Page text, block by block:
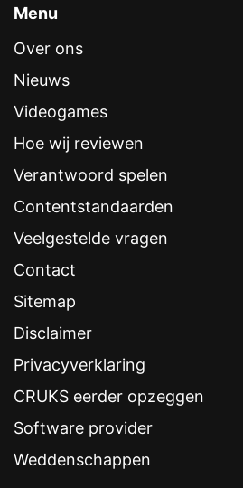
Menu
Over ons
Nieuws
Videogames
Hoe wij reviewen
Verantwoord spelen
Contentstandaarden
Veelgestelde vragen
Contact
Sitemap
Disclaimer
Privacyverklaring
CRUKS eerder opzeggen
Software provider
Weddenschappen